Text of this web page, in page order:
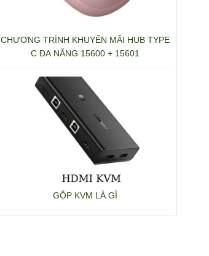
CHƯƠNG TRÌNH KHUYẾN MÃI HUB TYPE
C ĐA NĂNG 15600 + 15601
GỘP KVM LÀ GÌ